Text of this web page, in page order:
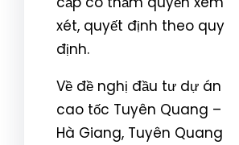
xét, quyết định theo quy
định.
Về đề nghị đầu tư dự án
cao tốc Tuyên Quang –
Hà Giang, Tuyên Quang